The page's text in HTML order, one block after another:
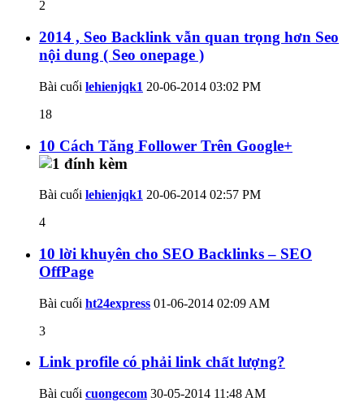
2
2014 , Seo Backlink vẫn quan trọng hơn Seo
nội dung ( Seo onepage )
Bài cuối lehienjqk1 20-06-2014 03:02 PM
18
10 Cách Tăng Follower Trên Google+
Bài cuối lehienjqk1 20-06-2014 02:57 PM
4
10 lời khuyên cho SEO Backlinks – SEO
OffPage
Bài cuối ht24express 01-06-2014 02:09 AM
3
Link profile có phải link chất lượng?
Bài cuối cuongecom 30-05-2014 11:48 AM